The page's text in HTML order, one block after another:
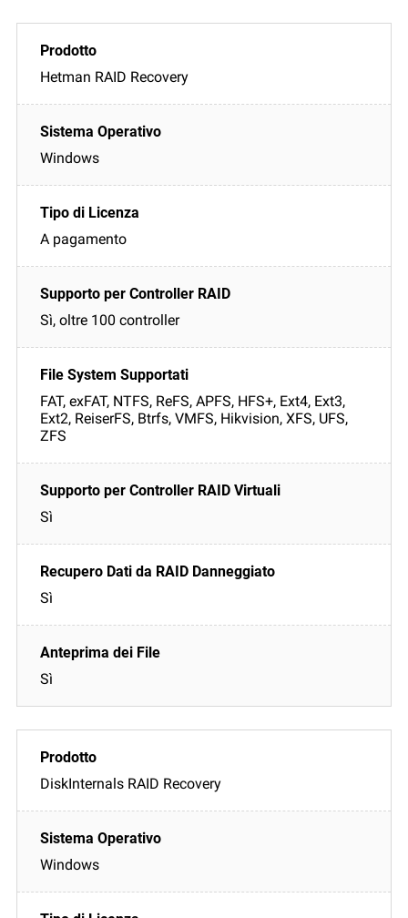
Hetman RAID Recovery
Windows
A pagamento
Sì, oltre 100 controller
FAT, exFAT, NTFS, ReFS, APFS, HFS+, Ext4, Ext3,
Ext2, ReiserFS, Btrfs, VMFS, Hikvision, XFS, UFS,
ZFS
Sì
Sì
Sì
DiskInternals RAID Recovery
Windows